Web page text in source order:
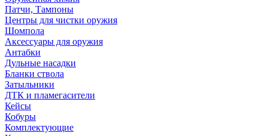
Патчи, Тампоны
Центры для чистки оружия
Шомпола
Аксессуары для оружия
Антабки
Дульные насадки
Бланки ствола
Затыльники
ДТК и пламегасители
Кейсы
Кобуры
Комплектующие